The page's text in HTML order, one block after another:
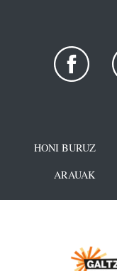
HONI BURUZ
ARAUAK